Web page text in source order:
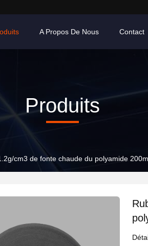
A Propos De Nous Contact
Produits
cm3 de fonte chaude du polyamide